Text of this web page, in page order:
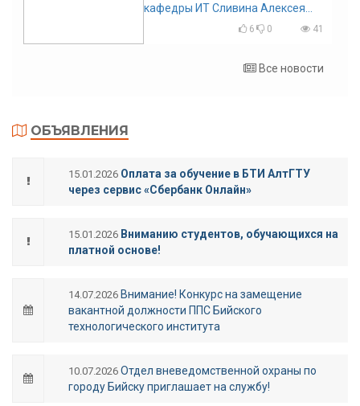
кафедры ИТ Сливина Алексея
Николаевича с юбилеем!
6 0 41
Все новости
ОБЪЯВЛЕНИЯ
15.01.2026 Оплата за обучение в БТИ АлтГТУ
через сервис «Сбербанк Онлайн»
15.01.2026 Вниманию студентов, обучающихся на
платной основе!
14.07.2026 Внимание! Конкурс на замещение
вакантной должности ППС Бийского
технологического института
10.07.2026 Отдел вневедомственной охраны по
городу Бийску приглашает на службу!